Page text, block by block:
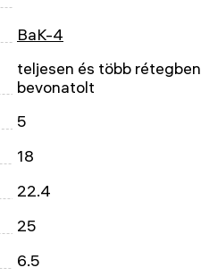
BaK-4
teljesen és több rétegben
bevonatolt
5
18
22.4
25
6.5